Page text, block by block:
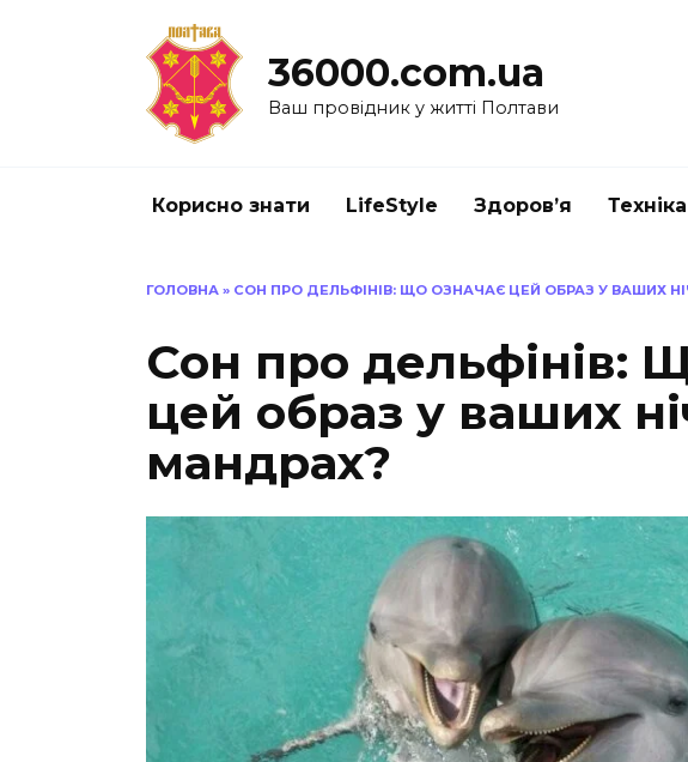
36000.com.ua
Ваш провідник у житті Полтави
Корисно знати LifeStyle Здоров’я Техніка
ГОЛОВНА » СОН ПРО ДЕЛЬФІНІВ: ЩО ОЗНАЧАЄ ЦЕЙ ОБРАЗ У ВАШИХ
Сон про дельфінів:
цей образ у ваших
мандрах?